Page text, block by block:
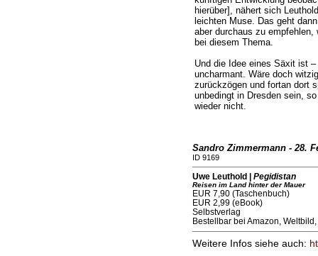
hierüber], nähert sich
leichten Muse. Das geht
aber durchaus zu
bei diesem Thema.
Und die Idee eines Säxit ist
uncharmant. Wäre doch
zurückzögen und fortan dort
unbedingt in Dresden sein,
wieder nicht.
Sandro Zimmermann - 28.
ID 9169
Uwe Leuthold | Pegidistan
Reisen im Land hinter der Mauer
EUR 7,90 (Taschenbuch)
EUR 2,99 (eBook)
Selbstverlag
Bestellbar bei Amazon,
Weitere Infos siehe auch: